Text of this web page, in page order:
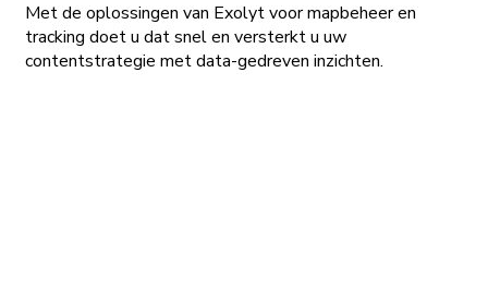
Met de oplossingen van Exolyt voor mapbeheer en
tracking doet u dat snel en versterkt u uw
contentstrategie met data-gedreven inzichten.